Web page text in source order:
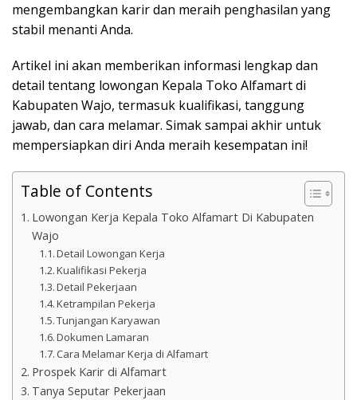
mengembangkan karir dan meraih penghasilan yang
stabil menanti Anda.
Artikel ini akan memberikan informasi lengkap dan
detail tentang lowongan Kepala Toko Alfamart di
Kabupaten Wajo, termasuk kualifikasi, tanggung
jawab, dan cara melamar. Simak sampai akhir untuk
mempersiapkan diri Anda meraih kesempatan ini!
Table of Contents
Lowongan Kerja Kepala Toko Alfamart Di Kabupaten
Wajo
Detail Lowongan Kerja
Kualifikasi Pekerja
Detail Pekerjaan
Ketrampilan Pekerja
Tunjangan Karyawan
Dokumen Lamaran
Cara Melamar Kerja di Alfamart
Prospek Karir di Alfamart
Tanya Seputar Pekerjaan